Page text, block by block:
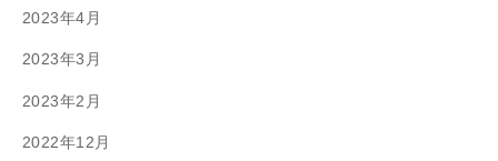
2023年4月
2023年3月
2023年2月
2022年12月